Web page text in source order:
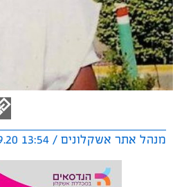
מנהל אתר אשקלונים / 13:54 07.09.20